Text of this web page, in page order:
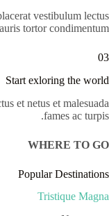
vestibulum lectus
tortor condimentum.
03
Start exloring the world
et netus et malesuada
fames ac turpis.
WHERE TO GO
Popular Destinations
Tristique Magna